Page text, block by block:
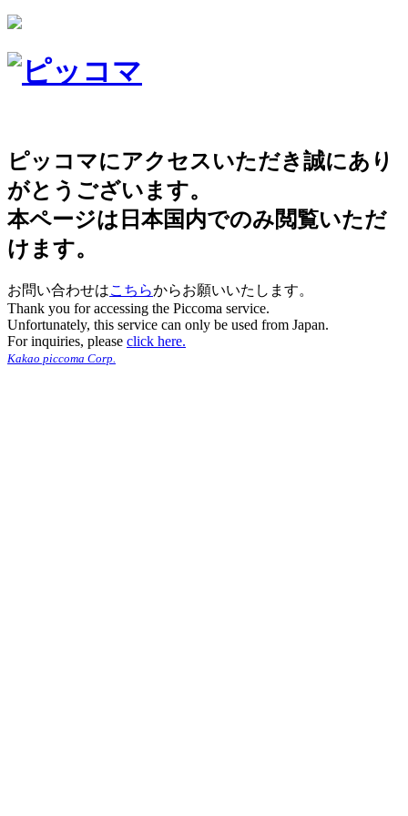
ピッコマにアクセスいただき誠にあり
がとうございます。
本ページは日本国内でのみ閲覧いただ
けます。
お問い合わせはこちらからお願いいたします。
Thank you for accessing the Piccoma service.
Unfortunately, this service can only be used from Japan.
For inquiries, please click here.
Kakao piccoma Corp.